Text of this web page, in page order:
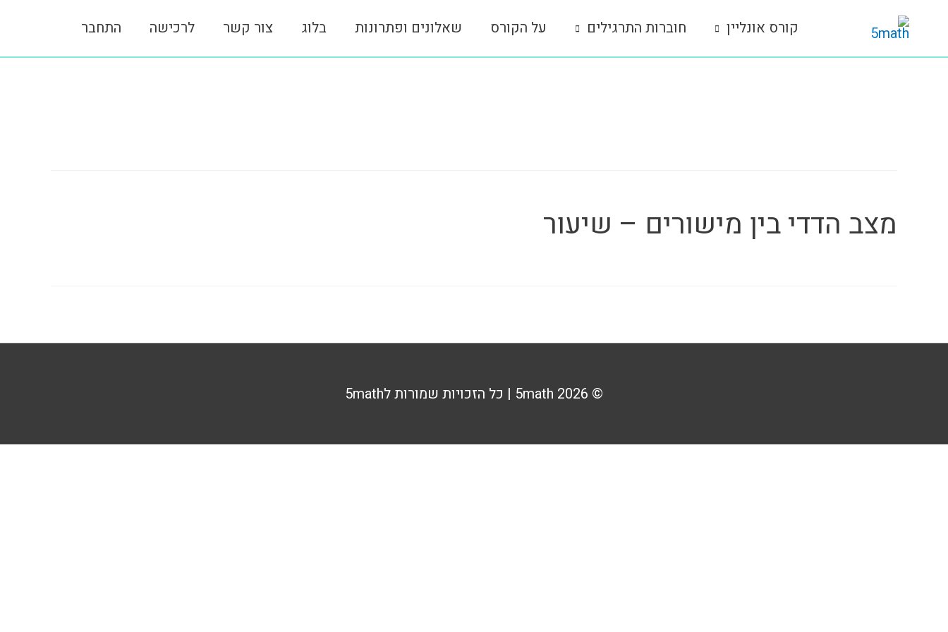
קורס אונליין חוברות התרגילים על הקורס שאלונים ופתרונות בלוג צור קשר לרכישה התחבר
מצב הדדי בין מישורים – שיעור
© 2026
5math | כל הזכויות שמורות ל5math